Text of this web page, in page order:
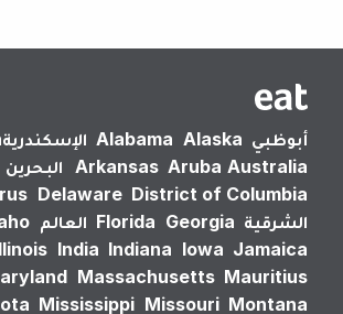
أبوظبي Alabama Alaska الإسكندرية‎
Arkansas Aruba Australia البحرين
Delaware District of Columbia
الشرقية
Florida Georgia العالم
India Indiana Iowa Jamaica
Massachusetts Mauritius
Mississippi Missouri Montana